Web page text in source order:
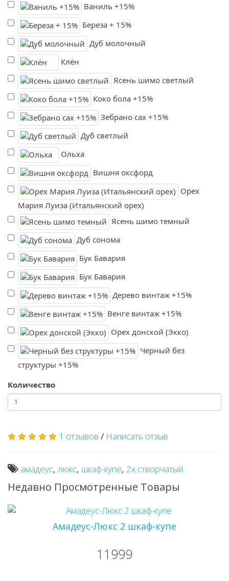
Ваниль +15%
Береза + 15%
Дуб молочный
Клён
Ясень шимо светлый
Коко бола +15%
Зебрано сах +15%
Дуб светлый
Ольха
Вишня оксфорд
Орех
Мария Луиза (Итальянский орех)
Ясень шимо темный
Дуб сонома
Бук Бавария
Бук Бавария
Дерево винтаж +15%
Венге винтаж +15%
Орех донской (Экко)
Черный без
структуры +15%
Количество
1 отзывов / Написать отзыв
амадеус, люкс, шкаф-купе, 2х створчатый
Недавно Просмотренные Товары
Амадеус-Люкс 2 шкаф-купе
11999